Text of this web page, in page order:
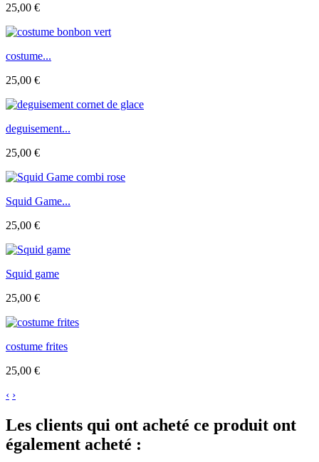
25,00 €
costume...
25,00 €
deguisement...
25,00 €
Squid Game...
25,00 €
Squid game
25,00 €
costume frites
25,00 €
‹ ›
Les clients qui ont acheté ce produit ont
également acheté :